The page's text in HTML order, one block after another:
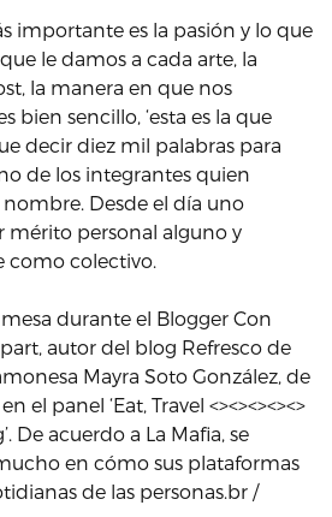
importante es la pasión y lo que
le damos a cada arte, la
la manera en que nos
bien sencillo, ‘esta es la que
decir diez mil palabras para
de los integrantes quien
Desde el día uno
personal alguno y
como colectivo.
durante el Blogger Con
autor del blog Refresco de
Mayra Soto González, de
el panel ‘Eat, Travel <><><><><>
De acuerdo a La Mafia, se
en cómo sus plataformas
de las personas.br /